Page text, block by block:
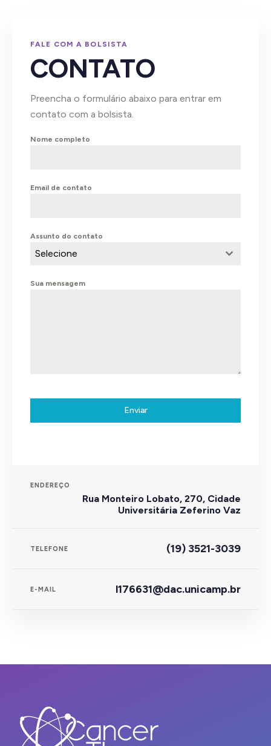
FALE COM A BOLSISTA
CONTATO
Preencha o formulário abaixo para entrar em
contato com a bolsista.
Nome completo
Email de contato
Assunto do contato
Selecione
Sua mensagem
Enviar
ENDEREÇO
Rua Monteiro Lobato, 270, Cidade
Universitária Zeferino Vaz
TELEFONE (19) 3521-3039
E-MAIL l176631@dac.unicamp.br